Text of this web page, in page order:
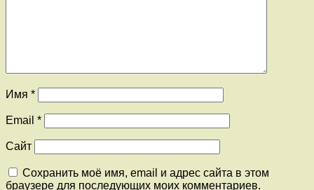
Имя *
Email *
Сайт
Сохранить моё имя, email и адрес сайта в этом
браузере для последующих моих комментариев.